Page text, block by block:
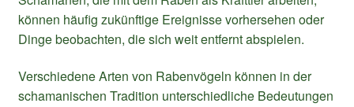
können häufig zukünftige Ereignisse vorhersehen oder
Dinge beobachten, die sich weit entfernt abspielen.
Verschiedene Arten von Rabenvögeln können in der
schamanischen Tradition unterschiedliche Bedeutungen